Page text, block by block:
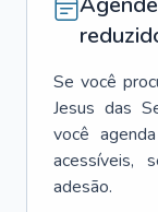
Se você
Jesus das
você
acessíveis,
adesão.